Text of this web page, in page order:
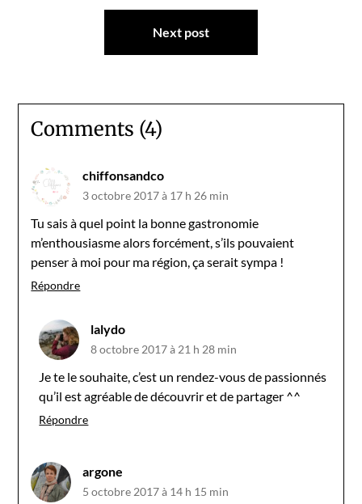
Next post
Comments (4)
chiffonsandco
3 octobre 2017 à 17 h 26 min
Tu sais à quel point la bonne gastronomie
m’enthousiasme alors forcément, s’ils pouvaient
penser à moi pour ma région, ça serait sympa !
Répondre
lalydo
8 octobre 2017 à 21 h 28 min
Je te le souhaite, c’est un rendez-vous de passionnés
qu’il est agréable de découvrir et de partager ^^
Répondre
argone
5 octobre 2017 à 14 h 15 min